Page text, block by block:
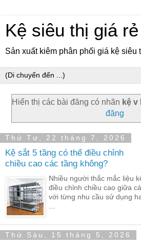
Kệ siêu thị giá rẻ
Sản xuất kiêm phân phối giá kệ siêu
Hiển thị các bài đăng có nhãn kệ v
đăng
Thứ Tư, 22 tháng 7, 2026
Kệ sắt 5 tầng có thể điều chỉnh
chiều cao các tầng không?
Nhiều người thắc mắc liệu
điều chỉnh chiều cao giữa
với từng nhu cầu sử dụng
Thứ Sáu, 15 tháng 5, 2026